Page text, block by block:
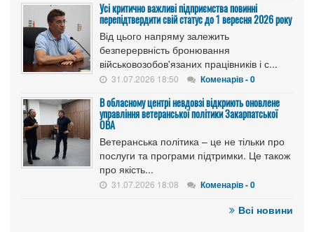
Усі критично важливі підприємства повинні
перепідтвердити свій статус до 1 вересня 2026 року
Від цього напряму залежить
безперервність бронювання
військовозобов'язаних працівників і с...
31.07.2026 18:50 Коменарів - 0
В обласному центрі невдовзі відкриють оновлене
управління ветеранської політики Закарпатської
ОВА
Ветеранська політика – це не тільки про
послуги та програми підтримки. Це також
про якість...
31.07.2026 18:08 Коменарів - 0
Всі новини